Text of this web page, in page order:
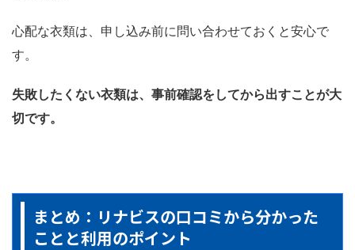
心配な衣類は、申し込み前に問い合わせておくと安心で
す。
失敗したくない衣類は、事前確認をしてから出すことが大
切です。
まとめ：リナビスの口コミから分かった
ことと利用のポイント